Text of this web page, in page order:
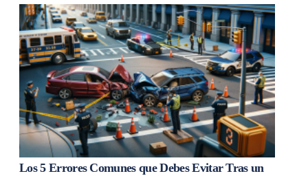
Los 5 Errores Comunes que Debes Evitar Tras un